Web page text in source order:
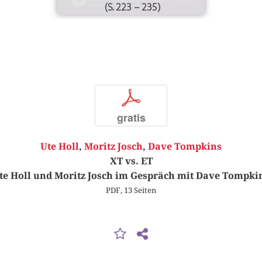
(S. 223 – 235)
p
gratis
Ute Holl, Moritz Josch, Dave Tompkins
XT vs. ET
Holl und Moritz Josch im Gespräch mit Dave
PDF, 13 Seiten